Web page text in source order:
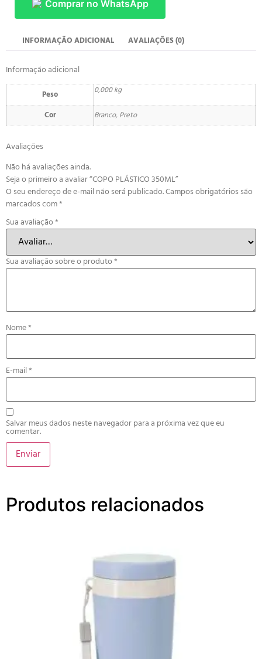
Comprar no WhatsApp
INFORMAÇÃO ADICIONAL AVALIAÇÕES (0)
Informação adicional
Peso 0,000 kg
Cor Branco, Preto
Avaliações
Não há avaliações ainda.
Seja o primeiro a avaliar “COPO PLÁSTICO 350ML”
O seu endereço de e-mail não será publicado.Campos obrigatórios são
marcados com*
Sua avaliação*
Sua avaliação sobre o produto*
Nome*
E-mail*
Salvar meus dados neste navegador para a próxima vez que eu
comentar.
Produtos relacionados